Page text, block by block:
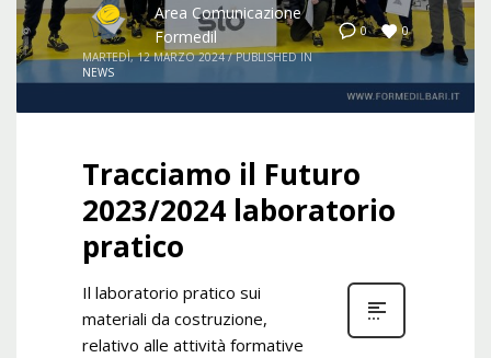
0 0
Area Comunicazione
Formedil
MARTEDÌ, 12 MARZO 2024 / PUBLISHED IN
NEWS
Tracciamo il Futuro
2023/2024 laboratorio
pratico
Il laboratorio pratico sui
materiali da costruzione,
relativo alle attività formative